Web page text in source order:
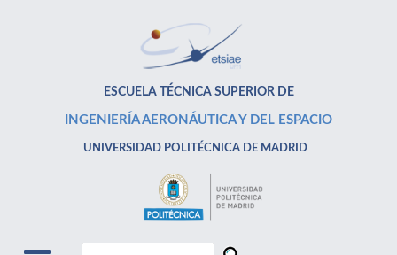
ESCUELA TÉCNICA SUPERIOR DE
INGENIERÍA AERONÁUTICA Y DEL ESPACIO
UNIVERSIDAD POLITÉCNICA DE MADRID